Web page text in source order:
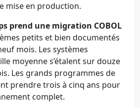
mise en production.
prend une migration COBOL
petits et bien documentés
mois. Les systèmes
moyenne s’étalent sur douze
Les grands programmes de
prendre trois à cinq ans pour
complet.